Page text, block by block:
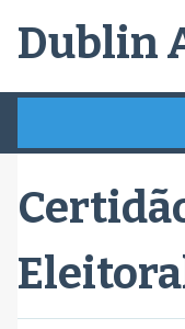
Dublin